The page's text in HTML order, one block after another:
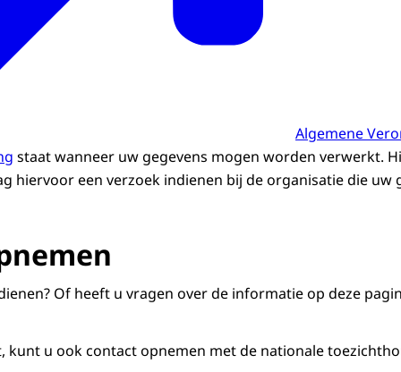
Algemene
staat wanneer uw gegevens mogen worden verwerkt.
hiervoor een verzoek indienen bij de organisatie die uw
Of heeft u vragen over de informatie op deze
kunt u ook contact opnemen met de nationale